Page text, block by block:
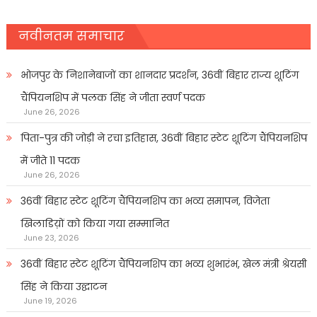
नवीनतम समाचार
भोजपुर के निशानेबाजों का शानदार प्रदर्शन, 36वीं बिहार राज्य शूटिंग
चैंपियनशिप में पलक सिंह ने जीता स्वर्ण पदक
June 26, 2026
पिता-पुत्र की जोड़ी ने रचा इतिहास, 36वीं बिहार स्टेट शूटिंग चैंपियनशिप
में जीते 11 पदक
June 26, 2026
36वीं बिहार स्टेट शूटिंग चैंपियनशिप का भव्य समापन, विजेता
खिलाडिय़ों को किया गया सम्मानित
June 23, 2026
36वीं बिहार स्टेट शूटिंग चैंपियनशिप का भव्य शुभारंभ, खेल मंत्री श्रेयसी
सिंह ने किया उद्घाटन
June 19, 2026